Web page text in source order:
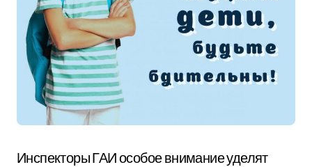
Инспекторы ГАИ особое внимание уделят